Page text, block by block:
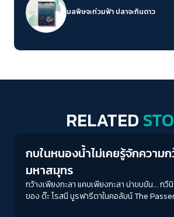
มลพิษจะท่วมฟ้า ปลาจะกินดาว
RELATED
กบในหนองน้ำไม่เคยรู้จักความ
มหาสมุทร
กว้างเพียงกะลา แคบเพียงกะลา น่าขบขัน... ก
ของ ด๊ะ โรสนี นูรฟารีดาในคอลัมน์ The